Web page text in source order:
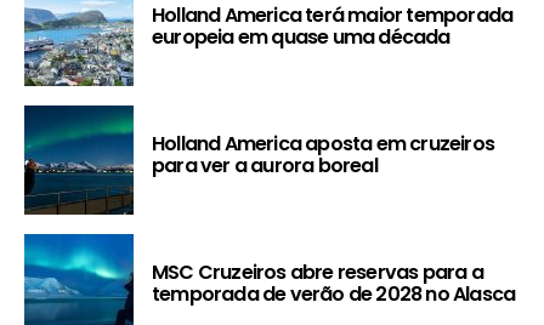
Holland America terá maior temporada
europeia em quase uma década
Holland America aposta em cruzeiros
para ver a aurora boreal
MSC Cruzeiros abre reservas para a
temporada de verão de 2028 no Alasca